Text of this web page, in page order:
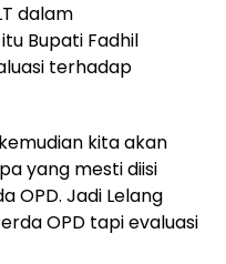
dalam
Bupati Fadhil
terhadap
kita akan
yang mesti diisi
OPD. Jadi Lelang
OPD tapi evaluasi